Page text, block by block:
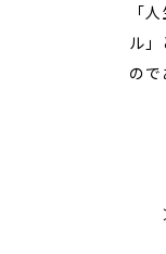
「
ル」
ので